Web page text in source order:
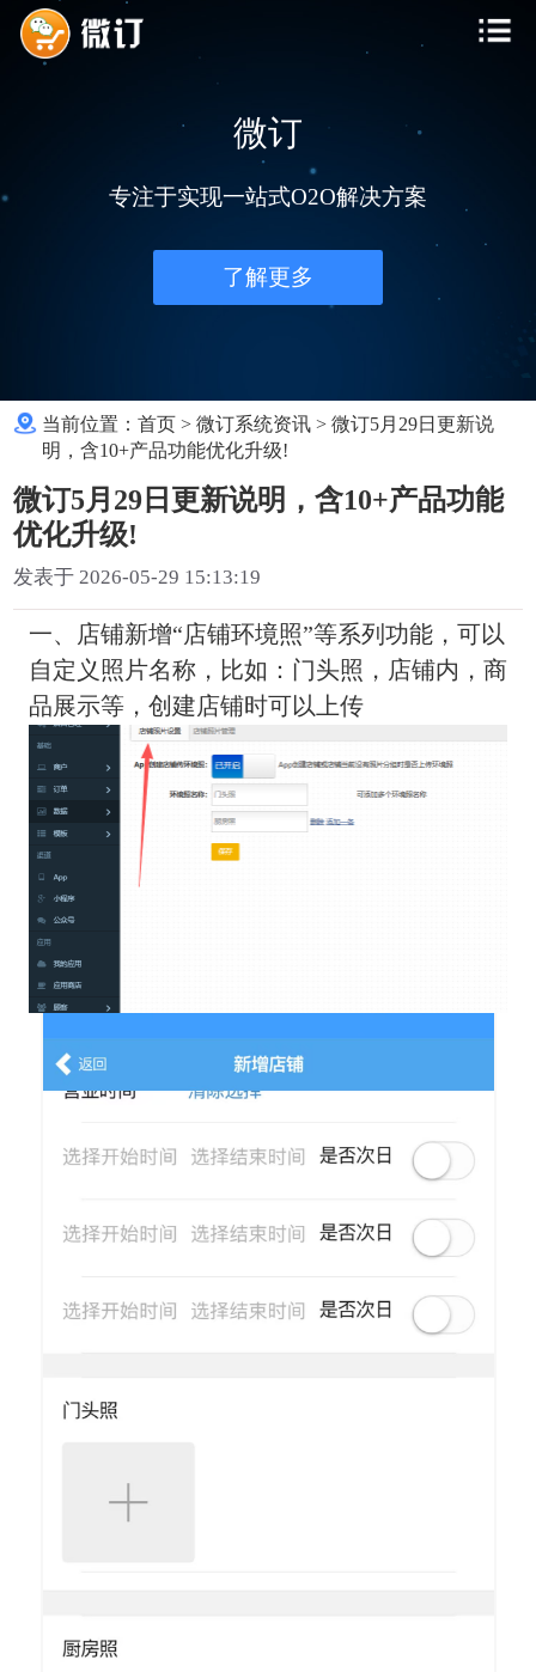
微订
专注于实现一站式O2O解决方案
了解更多
当前位置：首页 >微订系统资讯 >微订5月29日更新说
明，含10+产品功能优化升级!
微订5月29日更新说明，含10+产品功能
优化升级!
发表于 2026-05-29 15:13:19
一、店铺新增“店铺环境照”等系列功能，可以
自定义照片名称，比如：门头照，店铺内，商
品展示等，创建店铺时可以上传